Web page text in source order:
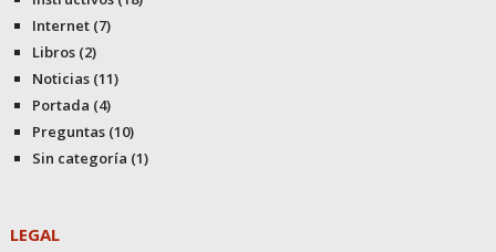
Internet(7)
Libros(2)
Noticias(11)
Portada (4)
Preguntas(10)
Sin categoría (1)
LEGAL